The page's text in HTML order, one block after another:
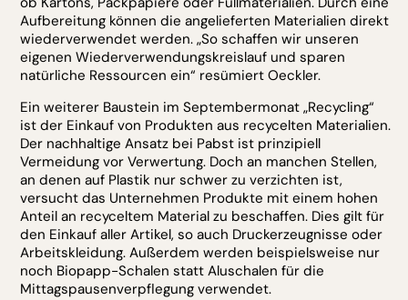
Aufbereitung können die angelieferten Materialien direkt
wiederverwendet werden. „So schaffen wir unseren
eigenen Wiederverwendungskreislauf und sparen
natürliche Ressourcen ein“ resümiert Oeckler.
Ein weiterer Baustein im Septembermonat „Recycling“
ist der Einkauf von Produkten aus recycelten Materialien.
Der nachhaltige Ansatz bei Pabst ist prinzipiell
Vermeidung vor Verwertung. Doch an manchen Stellen,
an denen auf Plastik nur schwer zu verzichten ist,
versucht das Unternehmen Produkte mit einem hohen
Anteil an recyceltem Material zu beschaffen. Dies gilt für
den Einkauf aller Artikel, so auch Druckerzeugnisse oder
Arbeitskleidung. Außerdem werden beispielsweise nur
noch Biopapp-Schalen statt Aluschalen für die
Mittagspausenverpflegung verwendet.